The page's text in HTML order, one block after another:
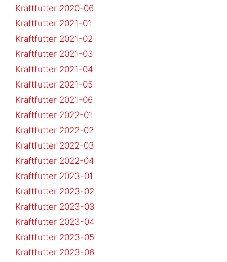
Kraftfutter 2020-06
Kraftfutter 2021-01
Kraftfutter 2021-02
Kraftfutter 2021-03
Kraftfutter 2021-04
Kraftfutter 2021-05
Kraftfutter 2021-06
Kraftfutter 2022-01
Kraftfutter 2022-02
Kraftfutter 2022-03
Kraftfutter 2022-04
Kraftfutter 2023-01
Kraftfutter 2023-02
Kraftfutter 2023-03
Kraftfutter 2023-04
Kraftfutter 2023-05
Kraftfutter 2023-06